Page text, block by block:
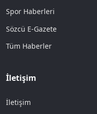
Spor Haberleri
Sözcü E-Gazete
Tüm Haberler
İletişim
İletişim